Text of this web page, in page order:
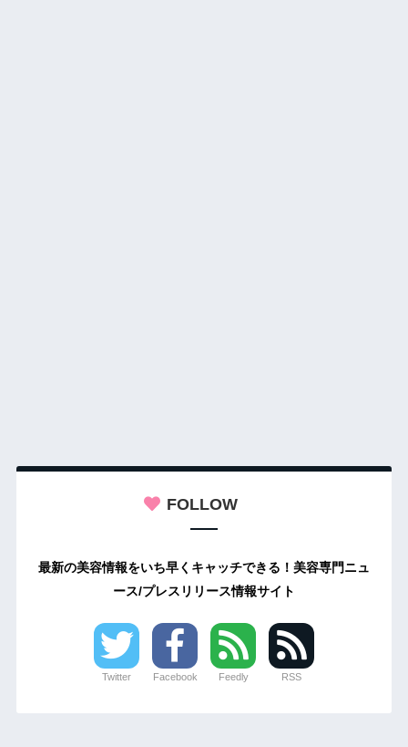
FOLLOW
最新の美容情報をいち早くキャッチできる！美容専門ニュ
ース/プレスリリース情報サイト
Twitter Facebook Feedly RSS